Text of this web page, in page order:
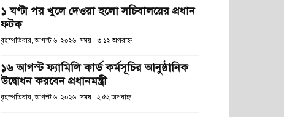
১ ঘণ্টা পর খুলে দেওয়া হলো সচিবালয়ের প্রধান
ফটক
বৃহস্পতিবার, আগস্ট ৬, ২০২৬; সময় : ৩:১২ অপরাহ্ণ
১৬ আগস্ট ফ্যামিলি কার্ড কর্মসূচির আনুষ্ঠানিক
উদ্বোধন করবেন প্রধানমন্ত্রী
বৃহস্পতিবার, আগস্ট ৬, ২০২৬; সময় : ২:৫২ অপরাহ্ণ